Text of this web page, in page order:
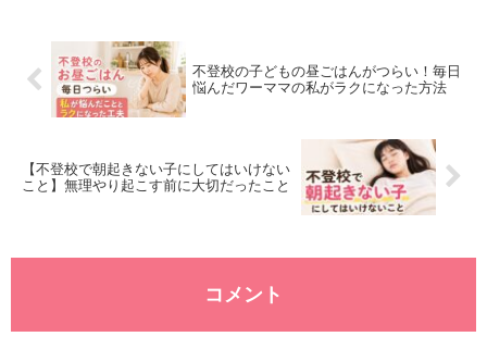
不登校の子どもの昼ごはんがつらい！毎日
悩んだワーママの私がラクになった方法
【不登校で朝起きない子にしてはいけない
こと】無理やり起こす前に大切だったこと
コメント